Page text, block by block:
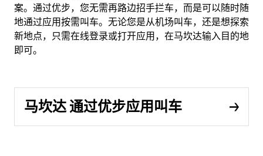
案。通过优步，您无需再路边招手拦车，而是可以随时随
地通过应用按需叫车。无论您是从机场叫车，还是想探索
新地点，只需在线登录或打开应用，在马坎达输入目的地
即可。
马坎达 通过优步应用叫车